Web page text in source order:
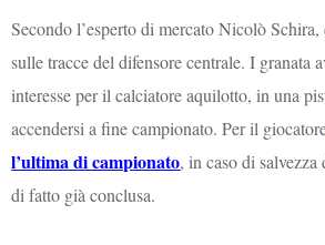
Secondo l’esperto di mercato Nicolò
sulle tracce del difensore centrale. I granata
interesse per il calciatore aquilotto, in una
accendersi a fine campionato. Per il
l’ultima di campionato, in caso di salvezza
di fatto già conclusa.